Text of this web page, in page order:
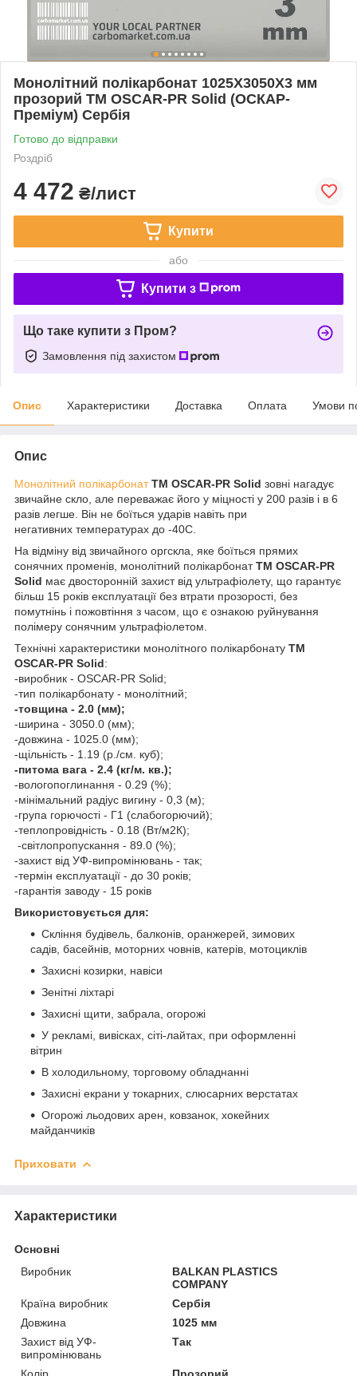
Монолітний полікарбонат 1025Х3050Х3 мм
прозорий TM OSCAR-PR Solid (ОСКАР-
Преміум) Сербія
Готово до відправки
Роздріб
4 472 ₴/лист
Купити
або
Купити з
Що таке купити з Пром?
Замовлення під захистом
Опис Характеристики Доставка Оплата Умови
Опис
Монолітний полікарбонат ТМ OSCAR-PR Solid зовні нагадує
звичайне скло, але переважає його у міцності у 200 разів і в 6
разів легше. Він не боїться ударів навіть при
негативних температурах до -40С.
На відміну від звичайного оргскла, яке боїться прямих
сонячних променів, монолітний полікарбонатТМ OSCAR-PR
Solid має двосторонній захист від ультрафіолету, що гарантує
більш 15 років експлуатації без втрати прозорості, без
помутнінь і пожовтіння з часом, що є ознакою руйнування
полімеру сонячним ультрафіолетом.
Технічні характеристики монолітного полікарбонату ТМ
OSCAR-PR Solid:
-виробник - OSCAR-PR Solid;
-тип полікарбонату - монолітний;
-товщина - 2.0 (мм);
-ширина - 3050.0 (мм);
-довжина - 1025.0 (мм);
-щільність - 1.19 (р./см. куб);
-питома вага - 2.4 (кг/м. кв.);
-вологопоглинання - 0.29 (%);
-мінімальний радіус вигину - 0,3 (м);
-група горючості - Г1 (слабогорючий);
-теплопровідність - 0.18 (Вт/м2К);
-світлопропускання - 89.0 (%);
-захист від УФ-випромінювань - так;
-термін експлуатації - до 30 років;
-гарантія заводу - 15 років
Використовується для:
Скління будівель, балконів, оранжерей, зимових
садів, басейнів, моторних човнів, катерів, мотоциклів
Захисні козирки, навіси
Зенітні ліхтарі
Захисні щити, забрала, огорожі
У рекламі, вивісках, сіті-лайтах, при оформленні
вітрин
В холодильному, торговому обладнанні
Захисні екрани у токарних, слюсарних верстатах
Огорожі льодових арен, ковзанок, хокейних
майданчиків
Приховати
Характеристики
Основні
Виробник
BALKAN PLASTICS
COMPANY
Країна виробник
Сербія
Довжина
1025 мм
Захист від УФ-
випромінювань
Так
Колір
Прозорий